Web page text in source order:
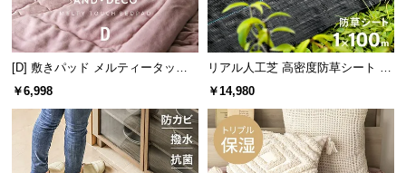
[D] 敷きパッド メルティータッチ
マイクロファイバー
￥6,998
リアル人工芝 高密度防草シート 1×
100m
￥14,980